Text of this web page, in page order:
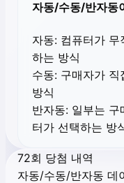
자동/수동/반자동
자동: 컴퓨터가 무
하는 방식
수동: 구매자가
방식
반자동: 일부는 구
터가 선택하는 방
72회 당첨 내역
자동/수동/반자동 데